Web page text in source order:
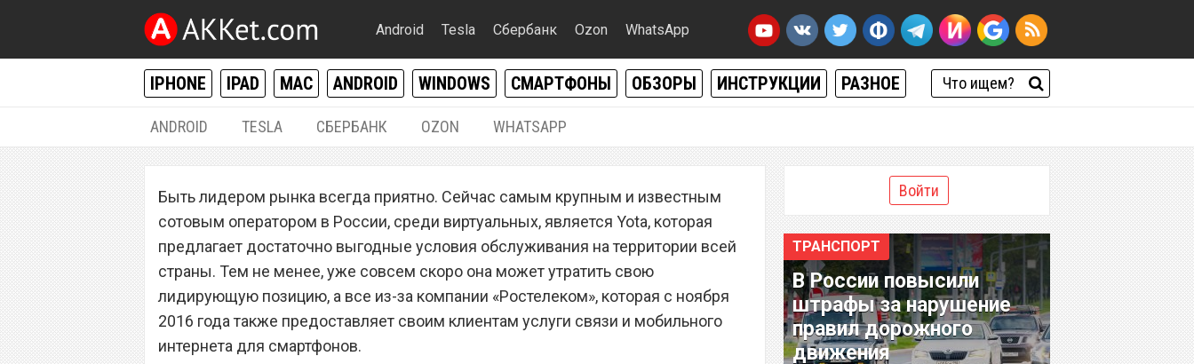
Android Tesla Сбербанк Ozon WhatsApp
IPHONE IPAD MAC ANDROID WINDOWS СМАРТФОНЫ ОБЗОРЫ ИНСТРУКЦИИ РАЗНОЕ
ANDROID TESLA СБЕРБАНК OZON WHATSAPP
Сотовый оператор «Ростелеком»
установил невероятный рекорд, из-за
которого Yota напряглась
Быть лидером рынка всегда приятно. Сейчас самым крупным и известным
сотовым оператором в России, среди виртуальных, является Yota, которая
предлагает достаточно выгодные условия обслуживания на территории всей
страны. Тем не менее, уже совсем скоро она может утратить свою
лидирующую позицию, а все из-за компании «Ростелеком», которая с ноября
2016 года также предоставляет своим клиентам услуги связи и мобильного
интернета для смартфонов.
Войти
ТРАНСПОРТ
В России повысили
штрафы за нарушение
правил дорожного
движения